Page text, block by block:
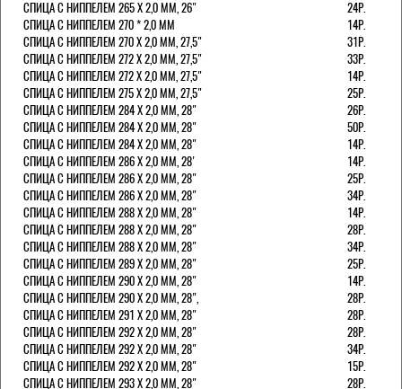
СПИЦА С НИППЕЛЕМ 265 Х 2,0 ММ, 26"
24Р.
СПИЦА С НИППЕЛЕМ 270 * 2,0 ММ
14Р.
СПИЦА С НИППЕЛЕМ 270 Х 2,0 ММ, 27,5"
31Р.
СПИЦА С НИППЕЛЕМ 272 Х 2,0 ММ, 27,5"
33Р.
СПИЦА С НИППЕЛЕМ 272 Х 2,0 ММ, 27,5"
14Р.
СПИЦА С НИППЕЛЕМ 275 Х 2,0 ММ, 27,5"
25Р.
СПИЦА С НИППЕЛЕМ 284 Х 2,0 ММ, 28"
26Р.
СПИЦА С НИППЕЛЕМ 284 Х 2,0 ММ, 28"
50Р.
СПИЦА С НИППЕЛЕМ 284 Х 2,0 ММ, 28"
14Р.
СПИЦА С НИППЕЛЕМ 286 Х 2,0 ММ, 28'
14Р.
СПИЦА С НИППЕЛЕМ 286 Х 2,0 ММ, 28"
25Р.
СПИЦА С НИППЕЛЕМ 286 Х 2,0 ММ, 28"
34Р.
СПИЦА С НИППЕЛЕМ 288 Х 2,0 ММ, 28"
14Р.
СПИЦА С НИППЕЛЕМ 288 Х 2,0 ММ, 28"
28Р.
СПИЦА С НИППЕЛЕМ 288 Х 2,0 ММ, 28"
34Р.
СПИЦА С НИППЕЛЕМ 289 Х 2,0 ММ, 28"
25Р.
СПИЦА С НИППЕЛЕМ 290 Х 2,0 ММ, 28"
14Р.
СПИЦА С НИППЕЛЕМ 290 Х 2,0 ММ, 28",
28Р.
СПИЦА С НИППЕЛЕМ 291 Х 2,0 ММ, 28"
28Р.
СПИЦА С НИППЕЛЕМ 292 Х 2,0 ММ, 28"
28Р.
СПИЦА С НИППЕЛЕМ 292 Х 2,0 ММ, 28"
34Р.
СПИЦА С НИППЕЛЕМ 292 Х 2,0 ММ, 28"
15Р.
СПИЦА С НИППЕЛЕМ 293 Х 2,0 ММ, 28"
28Р.